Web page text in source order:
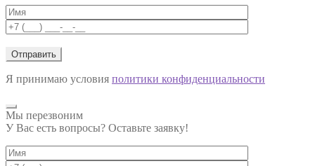
Я принимаю условия политики конфиденциальности
Мы перезвоним
У Вас есть вопросы? Оставьте заявку!